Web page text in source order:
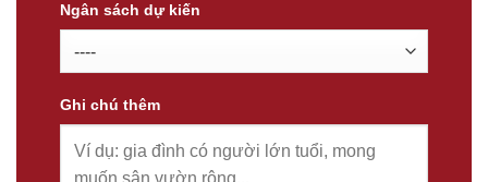
Ngân sách dự kiến
Ghi chú thêm